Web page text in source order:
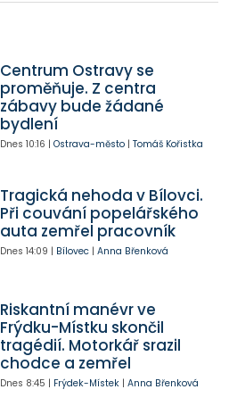
Centrum Ostravy se
proměňuje. Z centra
zábavy bude žádané
bydlení
Dnes 10:16 | Ostrava-město| Tomáš Kořistka
Tragická nehoda v Bílovci.
Při couvání popelářského
auta zemřel pracovník
Dnes 14:09 | Bílovec| Anna Břenková
Riskantní manévr ve
Frýdku-Místku skončil
tragédií. Motorkář srazil
chodce a zemřel
Dnes 8:45 | Frýdek-Místek| Anna Břenková